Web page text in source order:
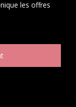
les offres